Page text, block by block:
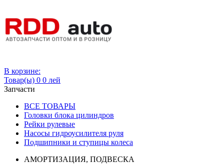
В корзине:
Товар(ы) 0 0 лей
Запчасти
ВСЕ ТОВАРЫ
Головки блока цилиндров
Рейки рулевые
Насосы гидроусилителя руля
Подшипники и ступицы колеса
АМОРТИЗАЦИЯ, ПОДВЕСКА